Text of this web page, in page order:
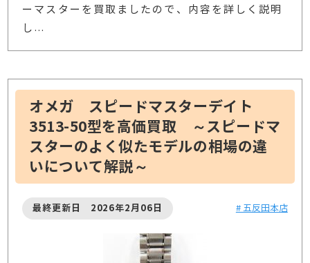
ーマスターを買取ましたので、内容を詳しく説明
し …
オメガ スピードマスターデイト
3513-50型を高価買取 ～スピードマ
スターのよく似たモデルの相場の違
いについて解説～
最終更新日 2026年2月06日 # 五反田本店